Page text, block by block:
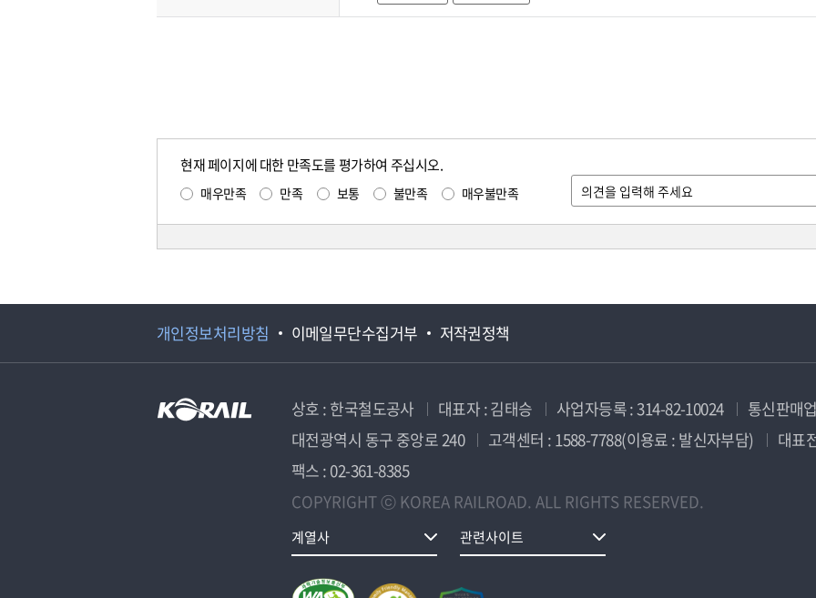
현재 페이지에 대한 만족도를 평가하여 주십시오.
매우만족 만족 보통 불만족 매우불만족
개인정보처리방침 이메일무단수집거부 저작권정책
상호 : 한국철도공사 대표자 : 김태승 사업자등록 : 314-82-10024
통신판매
대전광역시 동구 중앙로 240
고객센터 : 1588-7788(이용료 : 발신자부담)
대표
팩스 : 02-361-8385
COPYRIGHT ⓒ KOREA RAILROAD. ALL RIGHTS RESERVED.
계열사 관련사이트